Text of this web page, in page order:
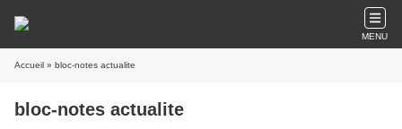
MENU
Accueil » bloc-notes actualite
bloc-notes actualite